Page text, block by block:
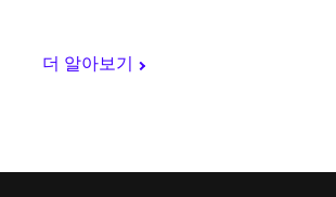
더 알아보기